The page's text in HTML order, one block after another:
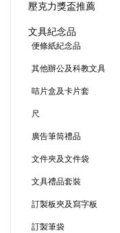
壓克力獎盃推薦
文具紀念品
便條紙紀念品
其他辦公及科教文具
咭片盒及卡片套
尺
廣告筆筒禮品
文件夾及文件袋
文具禮品套裝
訂製板夾及寫字板
訂製筆袋